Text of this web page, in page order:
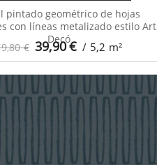
€ 39,90€ / 5,2 m²
pintado geométrico de hojas
con líneas metalizado estilo Art
Decó